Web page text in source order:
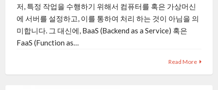
저, 특정 작업을 수행하기 위해서 컴퓨터를 혹은 가상머신
에 서버를 설정하고, 이를 통하여 처리 하는 것이 아님을 의
미합니다. 그 대신에, BaaS (Backend as a Service) 혹은
FaaS (Function as…
Read More